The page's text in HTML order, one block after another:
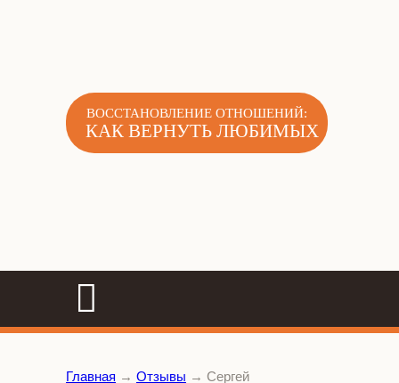
ВОССТАНОВЛЕНИЕ ОТНОШЕНИЙ:
КАК ВЕРНУТЬ ЛЮБИМЫХ
Главная → Отзывы → Сергей